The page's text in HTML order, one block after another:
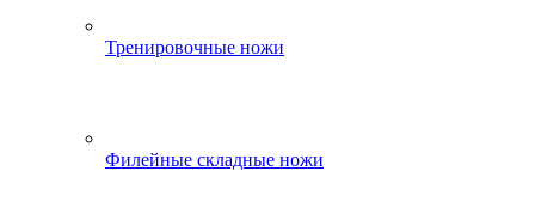
Тренировочные ножи
Филейные складные ножи